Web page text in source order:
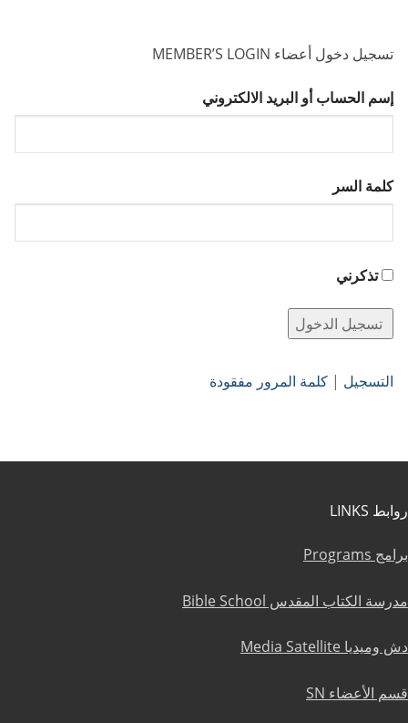
تسجيل دخول أعضاء MEMBER’S LOGIN
إسم الحساب أو البريد الالكتروني
كلمة السر
تذكرني
التسجيل | كلمة المرور مفقودة
روابط LINKS
برامج Programs
مدرسة الكتاب المقدس Bible School
دش وميديا Media Satellite
قسم الأعضاء SN